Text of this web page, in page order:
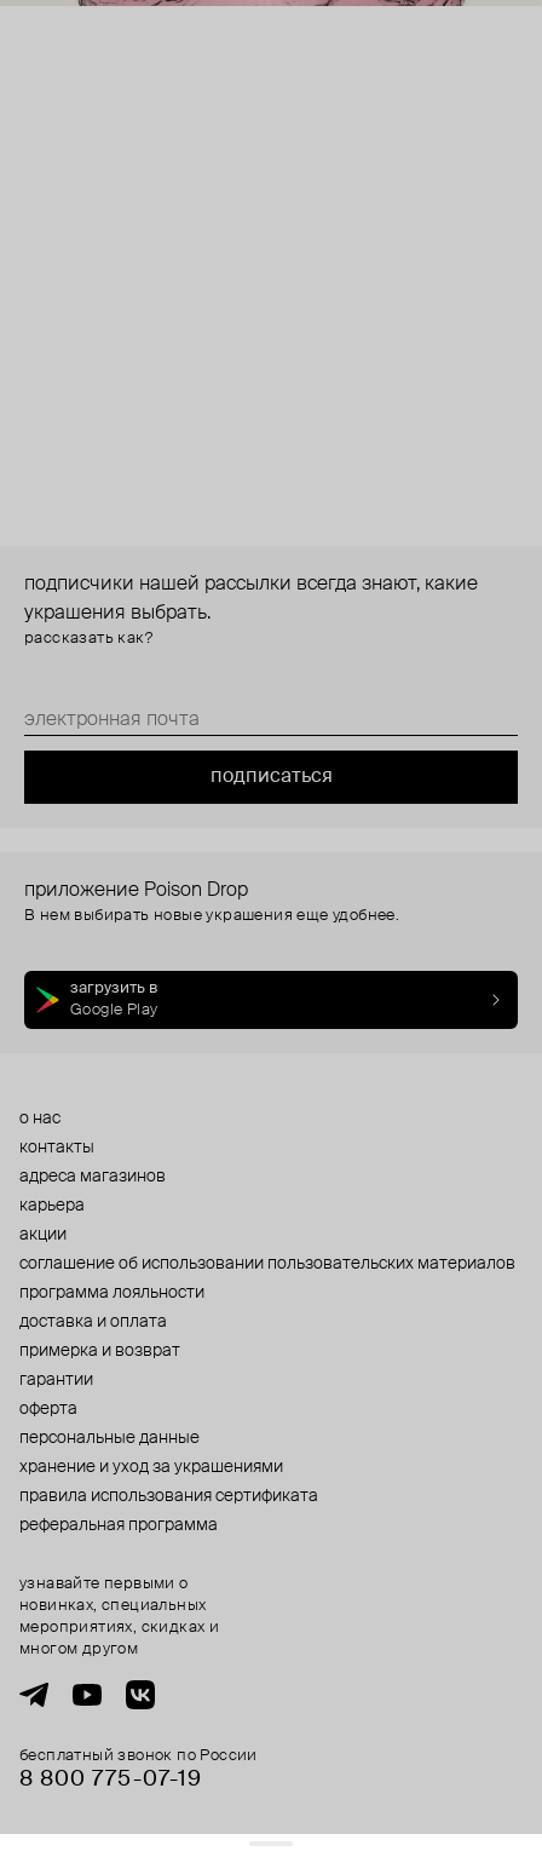
подписчики нашей рассылки всегда знают, какие
украшения выбрать.
рассказать как?
подписаться
приложение Poison Drop
В нем выбирать новые украшения еще удобнее.
загрузить в
Google Play
о нас
контакты
адреса магазинов
карьера
акции
cоглашение об использовании пользовательских материалов
программа лояльности
доставка и оплата
примерка и возврат
гарантии
оферта
персональные данные
хранение и уход за украшениями
правила использования сертификата
реферальная программа
бесплатный звонок по России
8 800 775⁠-07⁠-19
узнавайте первыми о
новинках, специальных
мероприятиях, скидках и
многом другом